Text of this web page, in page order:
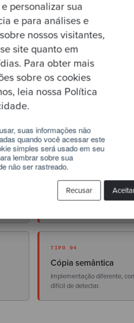
personalizar sua
e para análises e
nossos visitantes,
site quanto em
Para obter mais
sobre os cookies
leia nossa Política
suas informações não
quando você acessar este
simples será usado em seu
lembrar sobre sua
não ser rastreado.
Recusar
E o detalhe perverso:
outras cópias. Os testes
caminho está
de quantos
comportamento lógico
— análise estática moderna
TIPO 02
Cópia com
Mesma estrutura, variáveis
TIPO 04
Cópia semântica
Implementação diferente,
difícil de detectar.